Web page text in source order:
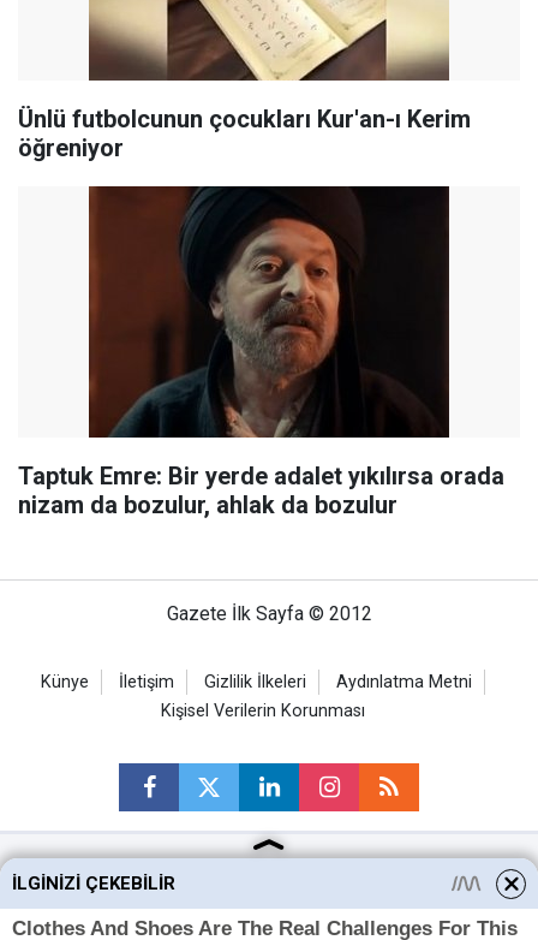
Ünlü futbolcunun çocukları Kur'an-ı Kerim
öğreniyor
Taptuk Emre: Bir yerde adalet yıkılırsa orada
nizam da bozulur, ahlak da bozulur
Gazete İlk Sayfa © 2012
Künye İletişim Gizlilik İlkeleri
Aydınlatma Metni
Kişisel Verilerin Korunması
Ankara Haberleri
Keçiören Haberleri
İLGINIZI ÇEKEBILIR